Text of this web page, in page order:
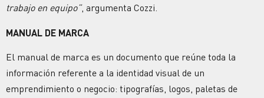
trabajo en equipo”, argumenta Cozzi.
MANUAL DE MARCA
El manual de marca es un documento que reúne toda la
información referente a la identidad visual de un
emprendimiento o negocio: tipografías, logos, paletas de